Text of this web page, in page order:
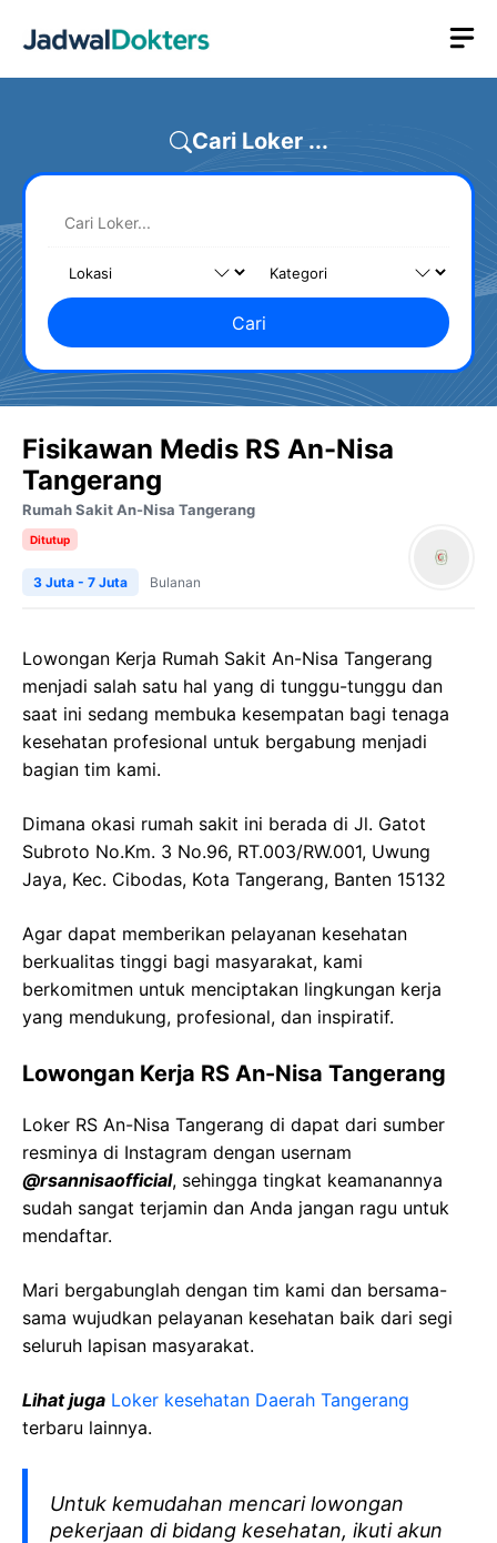
Cari Loker ...
Cari
Fisikawan Medis RS An-Nisa
Tangerang
Rumah Sakit An-Nisa Tangerang
Ditutup
3 Juta - 7 Juta Bulanan
Lowongan Kerja Rumah Sakit An-Nisa Tangerang
menjadi salah satu hal yang di tunggu-tunggu dan
saat ini sedang membuka kesempatan bagi tenaga
kesehatan profesional untuk bergabung menjadi
bagian tim kami.
Dimana okasi rumah sakit ini berada di Jl. Gatot
Subroto No.Km. 3 No.96, RT.003/RW.001, Uwung
Jaya, Kec. Cibodas, Kota Tangerang, Banten 15132
Agar dapat memberikan pelayanan kesehatan
berkualitas tinggi bagi masyarakat, kami
berkomitmen untuk menciptakan lingkungan kerja
yang mendukung, profesional, dan inspiratif.
Lowongan Kerja RS An-Nisa Tangerang
Loker RS An-Nisa Tangerang di dapat dari sumber
resminya di Instagram dengan usernam
@rsannisaofficial, sehingga tingkat keamanannya
sudah sangat terjamin dan Anda jangan ragu untuk
mendaftar.
Mari bergabunglah dengan tim kami dan bersama-
sama wujudkan pelayanan kesehatan baik dari segi
seluruh lapisan masyarakat.
Lihat juga Loker kesehatan Daerah Tangerang
terbaru lainnya.
Untuk kemudahan mencari lowongan
pekerjaan di bidang kesehatan, ikuti akun